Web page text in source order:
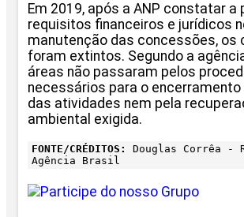
Em 2019, após a ANP constatar a
requisitos financeiros e jurídicos
manutenção das concessões, os
foram extintos. Segundo a
áreas não passaram pelos
necessários para o
das atividades nem pela
ambiental exigida.
FONTE/CRÉDITOS:
Douglas Corrêa -
Agência Brasil